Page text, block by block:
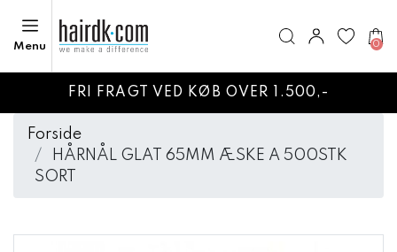
Menu 0
FRI FRAGT VED KØB OVER 1.500,-
Forside
HÅRNÅL GLAT 65MM ÆSKE A 500STK
SORT